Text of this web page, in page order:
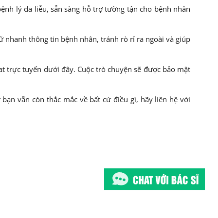
lý da liễu, sẵn sàng hỗ trợ tường tận cho bệnh nhân
thông tin bệnh nhân, tránh rò rỉ ra ngoài và giúp
trực tuyến dưới đây. Cuộc trò chuyện sẽ được bảo mật
vẫn còn thắc mắc về bất cứ điều gì, hãy liên hệ với